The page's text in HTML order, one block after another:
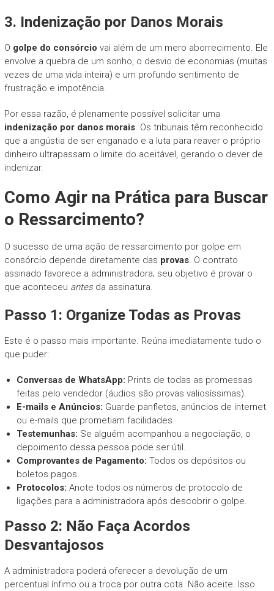
3. Indenização por Danos Morais
O golpe do consórcio vai além de um mero aborrecimento. Ele
envolve a quebra de um sonho, o desvio de economias (muitas
vezes de uma vida inteira) e um profundo sentimento de
frustração e impotência.
Por essa razão, é plenamente possível solicitar uma
indenização por danos morais. Os tribunais têm reconhecido
que a angústia de ser enganado e a luta para reaver o próprio
dinheiro ultrapassam o limite do aceitável, gerando o dever de
indenizar.
Como Agir na Prática para Buscar
o Ressarcimento?
O sucesso de uma ação de ressarcimento por golpe em
consórcio depende diretamente das provas. O contrato
assinado favorece a administradora; seu objetivo é provar o
que aconteceu antesda assinatura.
Passo 1: Organize Todas as Provas
Este é o passo mais importante. Reúna imediatamente tudo o
que puder:
Conversas de WhatsApp: Prints de todas as promessas
feitas pelo vendedor (áudios são provas valiosíssimas).
E-mails e Anúncios: Guarde panfletos, anúncios de internet
ou e-mails que prometiam facilidades.
Testemunhas: Se alguém acompanhou a negociação, o
depoimento dessa pessoa pode ser útil.
Comprovantes de Pagamento: Todos os depósitos ou
boletos pagos.
Protocolos: Anote todos os números de protocolo de
ligações para a administradora após descobrir o golpe.
Passo 2: Não Faça Acordos
Desvantajosos
A administradora poderá oferecer a devolução de um
percentual ínfimo ou a troca por outra cota. Não aceite. Isso